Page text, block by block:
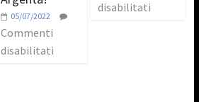
05/07/2022
Commenti
disabilitati
disabilitati